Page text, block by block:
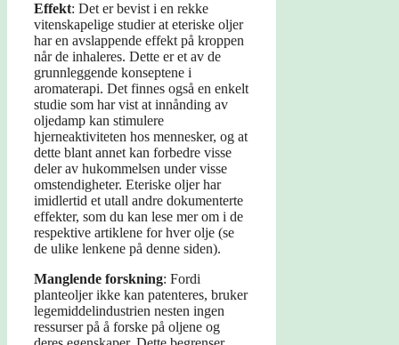
Effekt: Det er bevist i en rekke
vitenskapelige studier at eteriske oljer
har en avslappende effekt på kroppen
når de inhaleres. Dette er et av de
grunnleggende konseptene i
aromaterapi. Det finnes også en enkelt
studie som har vist at innånding av
oljedamp kan stimulere
hjerneaktiviteten hos mennesker, og at
dette blant annet kan forbedre visse
deler av hukommelsen under visse
omstendigheter. Eteriske oljer har
imidlertid et utall andre dokumenterte
effekter, som du kan lese mer om i de
respektive artiklene for hver olje (se
de ulike lenkene på denne siden).
Manglende forskning: Fordi
planteoljer ikke kan patenteres, bruker
legemiddelindustrien nesten ingen
ressurser på å forske på oljene og